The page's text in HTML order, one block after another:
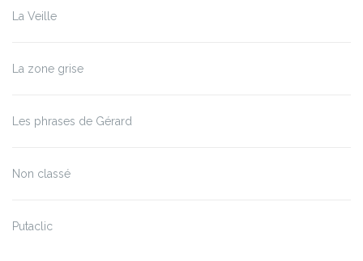
La Veille
La zone grise
Les phrases de Gérard
Non classé
Putaclic